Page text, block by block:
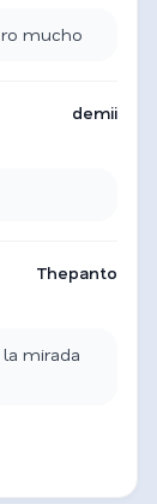
mucho
demii
Thepanto
mirada